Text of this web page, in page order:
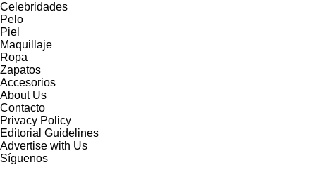
Celebridades
Pelo
Piel
Maquillaje
Ropa
Zapatos
Accesorios
About Us
Contacto
Privacy Policy
Editorial Guidelines
Advertise with Us
Síguenos